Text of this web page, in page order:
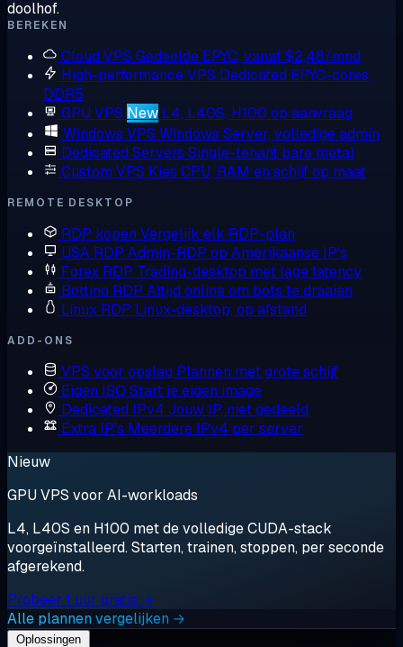
doolhof.
BEREKEN
Cloud VPS Gedeelde EPYC, vanaf $2,48/mnd
High-performance VPS Dedicated EPYC-cores,
DDR5
GPU VPS New L4, L40S, H100 op aanvraag
Windows VPS Windows Server, volledige admin
Dedicated Servers Single-tenant bare metal
Custom VPS Kies CPU, RAM en schijf op maat
REMOTE DESKTOP
RDP kopen Vergelijk elk RDP-plan
USA RDP Admin-RDP op Amerikaanse IP's
Forex RDP Trading-desktop met lage latency
Botting RDP Altijd online om bots te draaien
Linux RDP Linux-desktop, op afstand
ADD-ONS
VPS voor opslag Plannen met grote schijf
Eigen ISO Start je eigen image
Dedicated IPv4 Jouw IP, niet gedeeld
Extra IP's Meerdere IPv4 per server
Nieuw
GPU VPS voor AI-workloads
L4, L40S en H100 met de volledige CUDA-stack
voorgeïnstalleerd. Starten, trainen, stoppen, per seconde
afgerekend.
Probeer 1 uur gratis →
Alle plannen vergelijken →